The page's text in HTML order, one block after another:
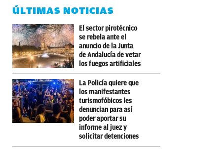
ÚLTIMAS NOTICIAS
El sector pirotécnico
se rebela ante el
anuncio de la Junta
de Andalucía de vetar
los fuegos artificiales
La Policía quiere que
los manifestantes
turismofóbicos les
denuncian para así
poder aportar su
informe al juez y
solicitar detenciones